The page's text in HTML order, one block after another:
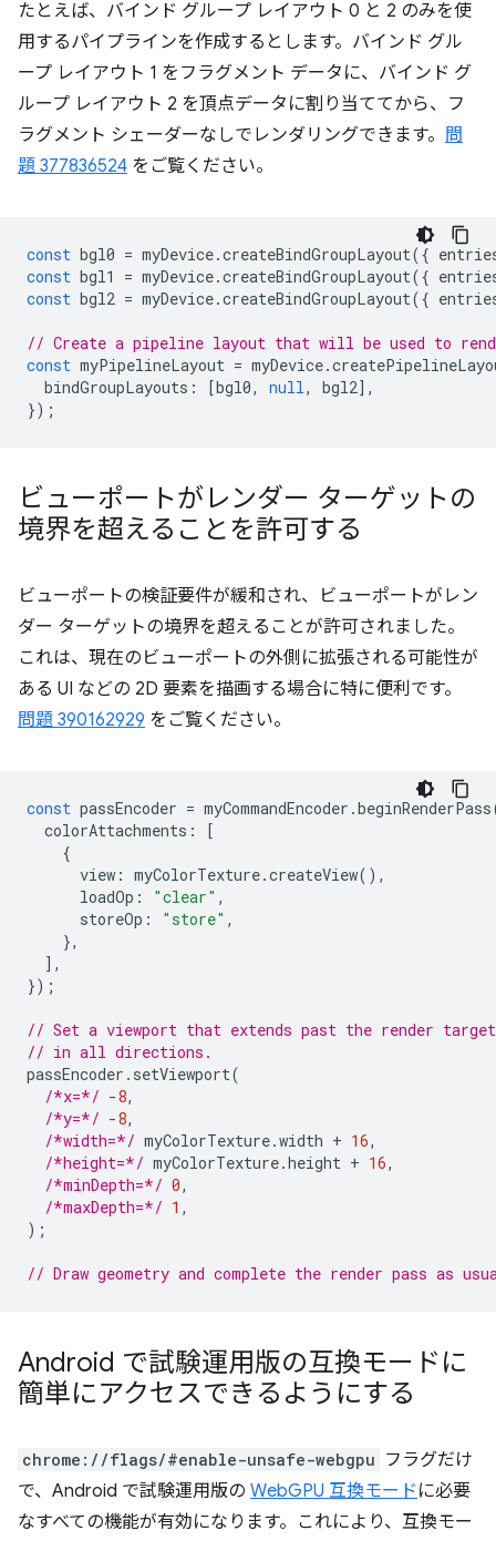
たとえば、バインド グループ レイアウト 0 と 2 のみを使
用するパイプラインを作成するとします。バインド グル
ープ レイアウト 1 をフラグメント データに、バインド グ
ループ レイアウト 2 を頂点データに割り当ててから、フ
ラグメント シェーダーなしでレンダリングできます。 問
題 377836524 をご覧ください。
const bgl0 = myDevice.createBindGroupLayout({
const bgl1 = myDevice.createBindGroupLayout({
const bgl2 = myDevice.createBindGroupLayout({
// Create a pipeline layout that will be used to
const myPipelineLayout = myDevice.
bindGroupLayouts : [bgl0, null, bgl2],
});
ビューポートがレンダー ターゲットの
境界を超えることを許可する
ビューポートの検証要件が緩和され、ビューポートがレン
ダー ターゲットの境界を超えることが許可されました。
これは、現在のビューポートの外側に拡張される可能性が
ある UI などの 2D 要素を描画する場合に特に便利です。
問題 390162929 をご覧ください。
const passEncoder = myCommandEncoder .beginRenderPass
colorAttachments :
[
{
view : myColorTexture.createView(),
loadOp : "clear" ,
storeOp : "store" ,
},
],
});
// Set a viewport that extends past the render
// in all directions.
passEncoder . setViewport(
/*x=*/ -8,
/*y=*/ -8,
/*width=*/ myColorTexture.width + 16,
/*height=*/ myColorTexture.height + 16,
/*minDepth=*/ 0,
/*maxDepth=*/ 1 ,
);
// Draw geometry and complete the render pass as
Android で試験運用版の互換モードに
簡単にアクセスできるようにする
chrome://flags/#enable-unsafe-webgpu フラグだけ
で、Android で試験運用版の WebGPU 互換モード に必要
なすべての機能が有効になります。これにより、互換モー